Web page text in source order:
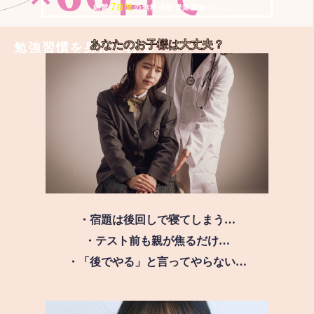
勉強習慣を身につける
＼ 絶賛 7 日間の無料体験授業実施中!! ／
あなたのお子様は大丈夫？
・宿題は後回しで寝てしまう…
・テスト前も親が焦るだけ…
・「後でやる」と言ってやらない…